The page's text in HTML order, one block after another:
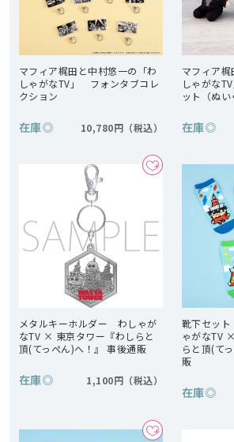
マフィア梶田と中村悠一の「わ
しゃがなTV」 フォンタブコレ
クション
在庫◎ 10,780円
マフィア
しゃがな
ット（ぬい
在庫◎
メタルキーホルダー わしゃが
なTV × 東京タワー『わしらと
頂(てっぺん)へ！』 事後通販
在庫◎ 1,100円
靴下セッ
ゃがなTV
らと頂(て
販
在庫◎